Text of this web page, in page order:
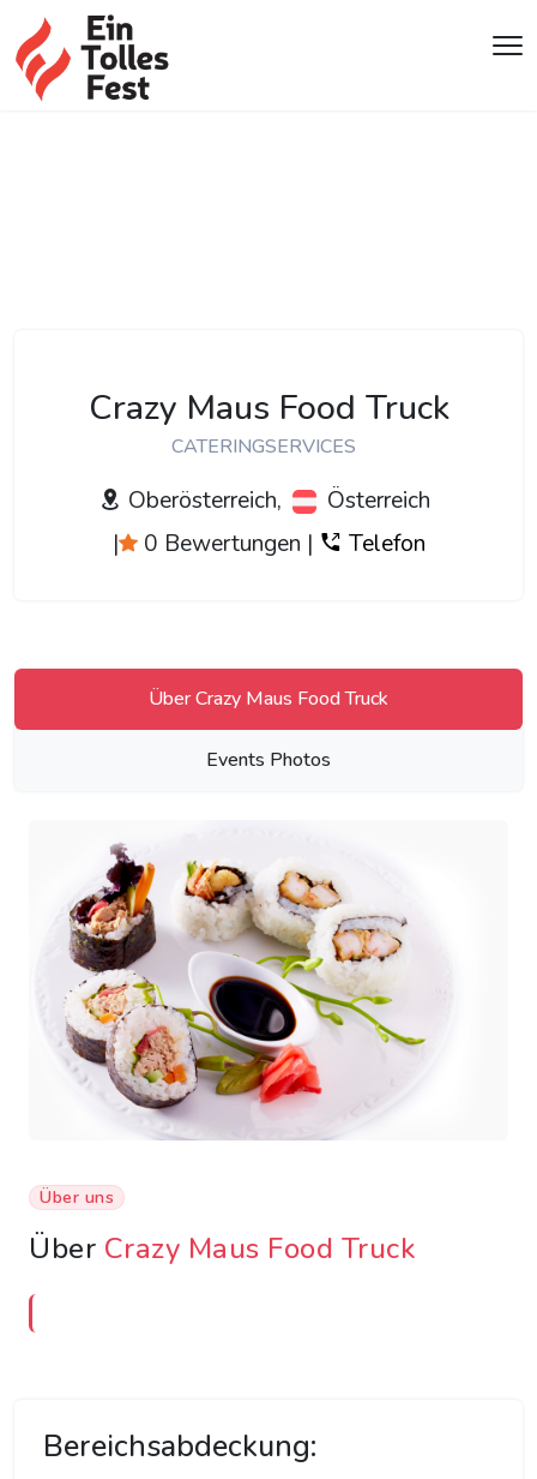
Crazy Maus Food Truck
CATERINGSERVICES
Oberösterreich,
Österreich
|
0 Bewertungen | Telefon
Über Crazy Maus Food Truck
Events Photos
Über uns
Über Crazy Maus Food Truck
Bereichsabdeckung: